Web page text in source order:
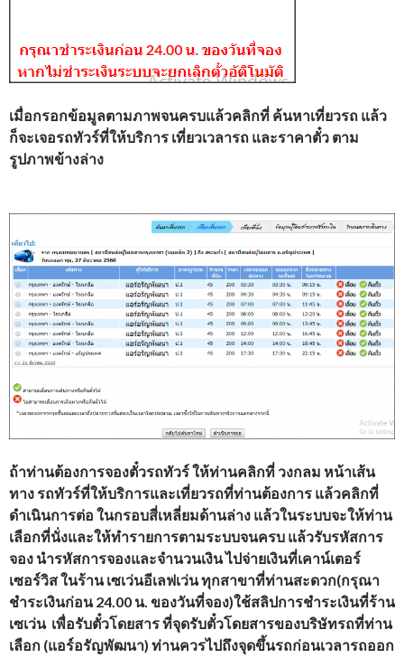
เมื่อกรอกข้อมูลตามภาพจนครบแล้วคลิกที่ ค้นหาเที่ยวรถ แล้ว
ก็จะเจอรถทัวร์ที่ให้บริการ เที่ยวเวลารถ และราคาตั๋ว ตาม
รูปภาพข้างล่าง
ถ้าท่านต้องการจองตั๋วรถทัวร์ให้ท่านคลิกที่ วงกลม หน้าเส้น
ทาง รถทัวร์ที่ให้บริการและเที่ยวรถที่ท่านต้องการ แล้วคลิกที่
ดำเนินการต่อ ในกรอบสี่เหลี่ยมด้านล่าง แล้วในระบบจะให้ท่าน
เลือกที่นั่งและให้ทำรายการตามระบบจนครบ แล้วรับรหัสการ
จอง นำรหัสการจองและจำนวนเงิน ไปจ่ายเงินที่เคาน์เตอร์
เซอร์วิส ในร้าน เซเว่นอีเลฟเว่น ทุกสาขาที่ท่านสะดวก(กรุณา
ชำระเงินก่อน 24.00 น. ของวันที่จอง)ใช้สลิปการชำระเงินที่ร้าน
เซเว่น เพื่อรับตั๋วโดยสาร ที่จุดรับตั๋วโดยสารของบริษัทรถที่ท่าน
เลือก (แอร์อรัญพัฒนา) ท่านควรไปถึงจุดขึ้นรถก่อนเวลารถออก